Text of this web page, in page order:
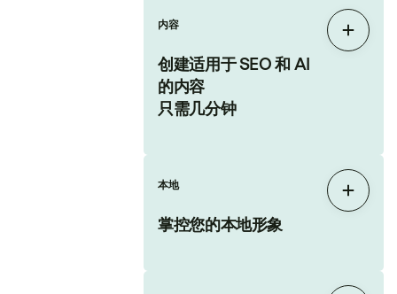
内容
创建适用于 SEO 和 AI
的内容
只需几分钟
展开
本地
掌控您的本地形象
展开